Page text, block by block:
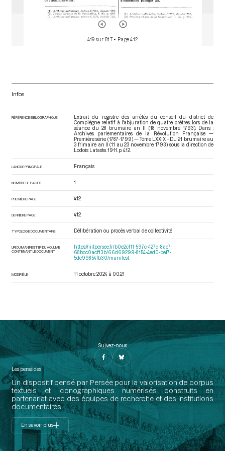
419 sur 817 • Page 412
Infos
RÉFÉRENCE BIBLIOGRAPHIQUE
Extrait du registre des arrêtés du conseil du district de
Compiègne relatif à l'abjuration de quatre prêtres, lors de la
séance du 28 brumaire an II (18 novembre 1793). Dans :
Archives parlementaires de la Révolution Française —
Première série (1787-1799) — Tome LXXIX - Du 21 brumaire au
3 frimaire an II (11 au 23 novembre 1793), sous la direction de
Lodoïs Lataste. 1911. p. 412.
LANGUE PRINCIPALE Français
NOMBRE DE PAGES 1
PREMIÈRE PAGE 412
DERNIÈRE PAGE 412
TYPOLOGIE DOCUMENTAIRE Délibération ou procès verbal de collectivité
URI DU MANIFEST IIIF DU VOLUME
CONTENANT LE DOCUMENT
https://iiif.persee.fr/b0e2cf11-597c-427d-8ac7-
68bcc0acf13b/66d69299-8154-4ed0-bef7-
5dc99854fb30/manifest
MODIFIÉ LE 11 octobre 2024 à 00:21
Suivez-nous
Les perséides
Un dispositif pensé par Persée pour la valorisation de corpus
textuels et iconographiques numérisés construits en
partenariat avec des équipes de recherche et des institutions
documentaires.
En savoir plus